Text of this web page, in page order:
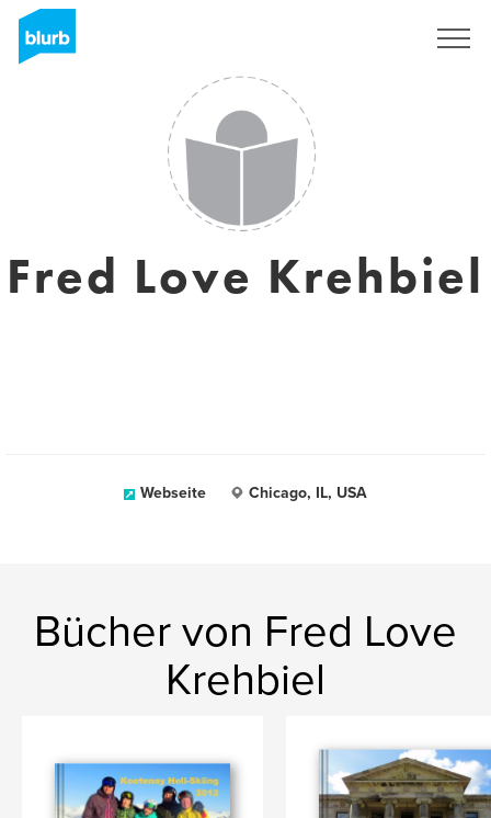
Fred Love Krehbiel
Webseite Chicago, IL, USA
Bücher von Fred Love
Krehbiel